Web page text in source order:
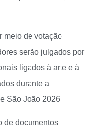
meio de votação
serão julgados por
ligados à arte e à
durante a
São João 2026.
de documentos